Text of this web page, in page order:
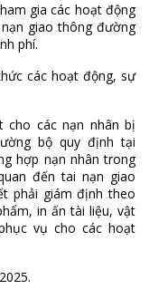
gia các hoạt động
giao thông đường
phí.
các hoạt động, sự
cho các nạn nhân bị
bộ quy định tại
hợp nạn nhân trong
đến tai nạn giao
phải giám định theo
in ấn tài liệu, vật
vụ cho các hoạt